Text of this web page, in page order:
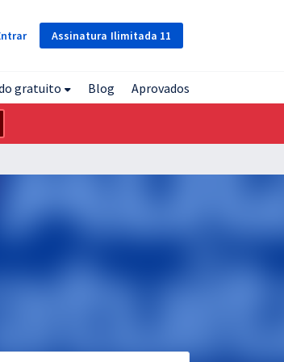
Assinatura Ilimitada 11
gratuito Blog Aprovados